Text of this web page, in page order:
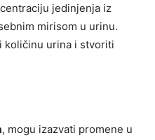
jedinjenja iz
mirisom u urinu.
količinu urina i stvoriti
, mogu izazvati promene u